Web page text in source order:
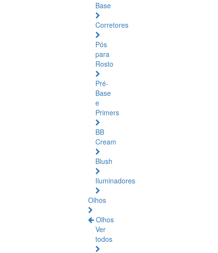
Base
Corretores
Pós
para
Rosto
Pré-
Base
e
Primers
BB
Cream
Blush
Iluminadores
Olhos
Olhos
Ver
todos